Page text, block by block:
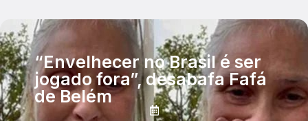
“Envelhecer no Brasil é ser
jogado fora”, desabafa Fafá
de Belém